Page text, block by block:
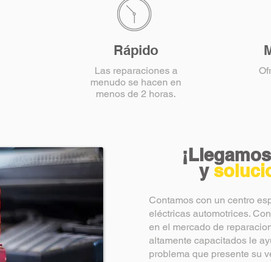
Rápido
Las reparaciones a
menudo se hacen en
menos de 2 horas.
¡
y
Contamos con un centro
eléctricas automotrices.
en el mercado de
altamente capacitados le
problema que presente su